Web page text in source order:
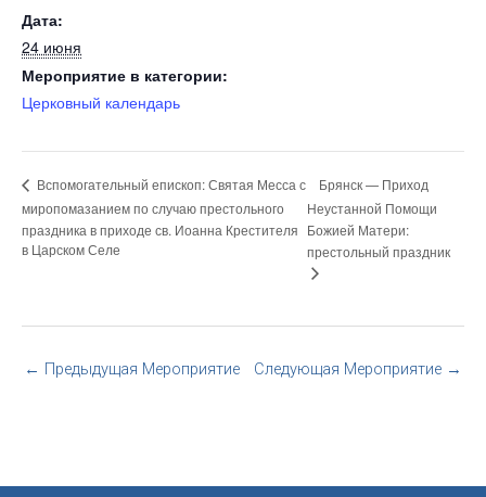
Дата:
24 июня
Мероприятие в категории:
Церковный календарь
Вспомогательный епископ: Святая Месса с
миропомазанием по случаю престольного
праздника в приходе св. Иоанна Крестителя
в Царском Селе
Брянск — Приход
Неустанной Помощи
Божией Матери:
престольный праздник
← Предыдущая Мероприятие Следующая Мероприятие →